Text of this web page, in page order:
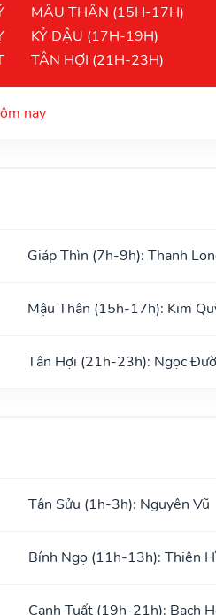
MẬU THÂN (15H-17H)
KỶ DẬU (17H-19H)
TÂN HỢI (21H-23H)
nay
Giáp Thìn (7h-9h): Thanh
Mậu Thân (15h-17h): Kim
Tân Hợi (21h-23h): Ngọc
Tân Sửu (1h-3h): Nguyên Vũ
Bính Ngọ (11h-13h): Thiên
Canh Tuất (19h-21h): Bạch